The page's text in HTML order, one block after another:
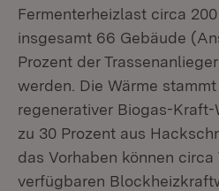
Fermenterheizlast circa
insgesamt 66 Gebäude
Prozent der
werden. Die Wärme
regenerativer Biogas-
zu 30 Prozent aus
das Vorhaben können
verfügbaren